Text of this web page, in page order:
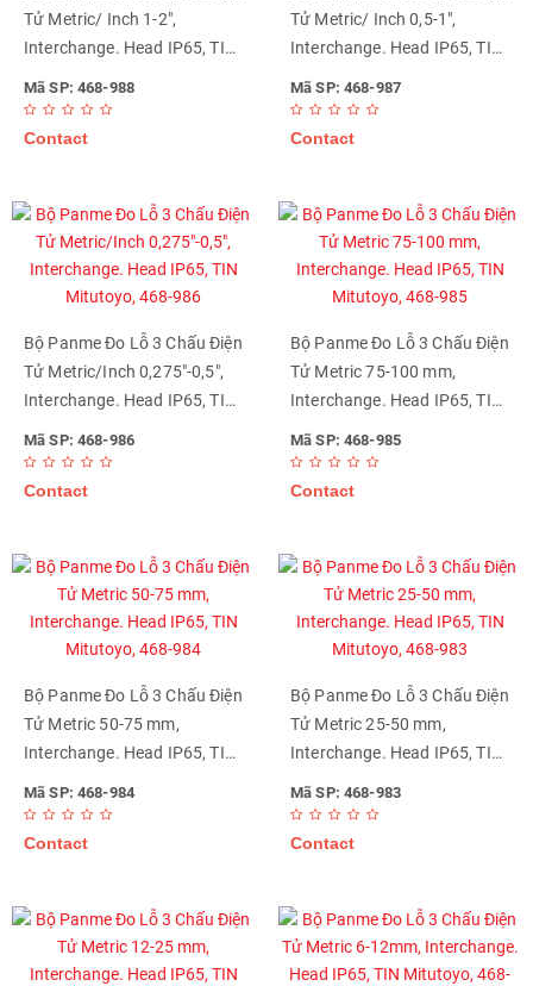
Tử Metric/ Inch 1-2",
Interchange. Head IP65, TIN
Mitutoyo, 468-988
Mã SP: 468-988
Contact
Tử Metric/ Inch 0,5-1",
Interchange. Head IP65, TIN
Mitutoyo, 468-987
Mã SP: 468-987
Contact
Bộ Panme Đo Lỗ 3 Chấu Điện
Tử Metric/Inch 0,275"-0,5",
Interchange. Head IP65, TIN
Mitutoyo, 468-986
Mã SP: 468-986
Contact
Bộ Panme Đo Lỗ 3 Chấu Điện
Tử Metric 75-100 mm,
Interchange. Head IP65, TIN
Mitutoyo, 468-985
Mã SP: 468-985
Contact
Bộ Panme Đo Lỗ 3 Chấu Điện
Tử Metric 50-75 mm,
Interchange. Head IP65, TIN
Mitutoyo, 468-984
Mã SP: 468-984
Contact
Bộ Panme Đo Lỗ 3 Chấu Điện
Tử Metric 25-50 mm,
Interchange. Head IP65, TIN
Mitutoyo, 468-983
Mã SP: 468-983
Contact